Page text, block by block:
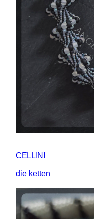
CELLINI
die ketten